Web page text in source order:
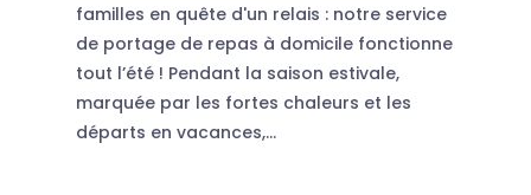
familles en quête d'un relais : notre service
de portage de repas à domicile fonctionne
tout l’été ! Pendant la saison estivale,
marquée par les fortes chaleurs et les
départs en vacances,...